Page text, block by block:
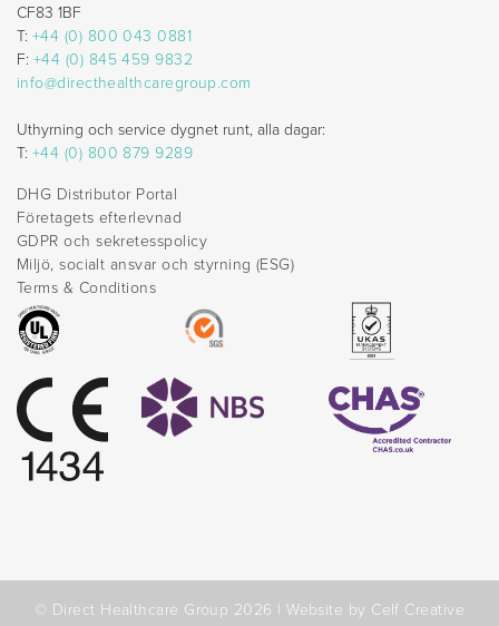
CF83 1BF
T: +44 (0) 800 043 0881
F: +44 (0) 845 459 9832
info@directhealthcaregroup.com
Uthyrning och service dygnet runt, alla dagar:
T: +44 (0) 800 879 9289
DHG Distributor Portal
Företagets efterlevnad
GDPR och sekretesspolicy
Miljö, socialt ansvar och styrning (ESG)
Terms & Conditions
© Direct Healthcare Group 2026 |Website by Celf Creative